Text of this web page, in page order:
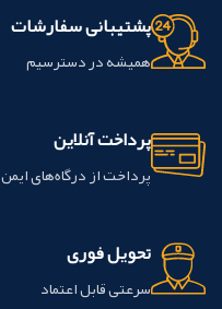
پشتیبانی سفارشات
همیشه در دسترسیم
پرداخت آنلاین
پرداخت از درگاه‌های ایمن
تحویل فوری
سرعتی قابل اعتماد